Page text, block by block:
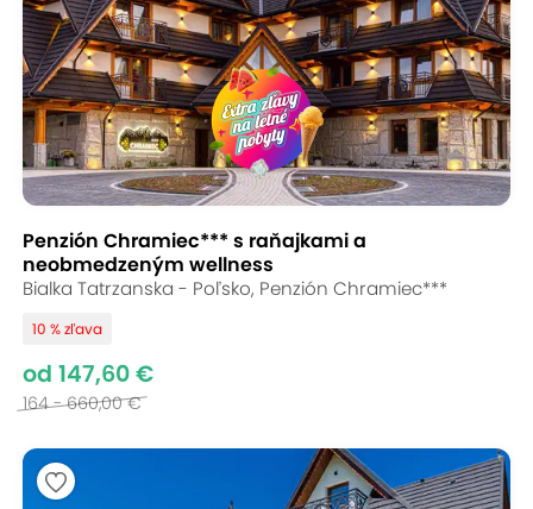
Penzión Chramiec*** s raňajkami a
neobmedzeným wellness
Bialka Tatrzanska - Poľsko, Penzión Chramiec***
10 % zľava
od 147,60 €
164 - 660,00 €